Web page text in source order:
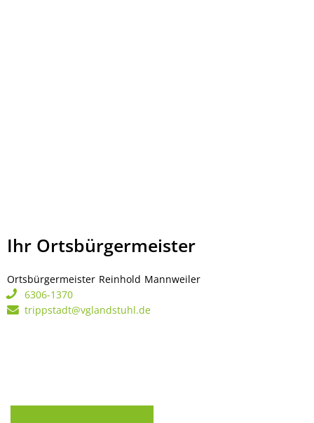
Ihr Ortsbürgermeister
Ortsbürgermeister Reinhold Mannweiler
6306-1370
trippstadt@vglandstuhl.de